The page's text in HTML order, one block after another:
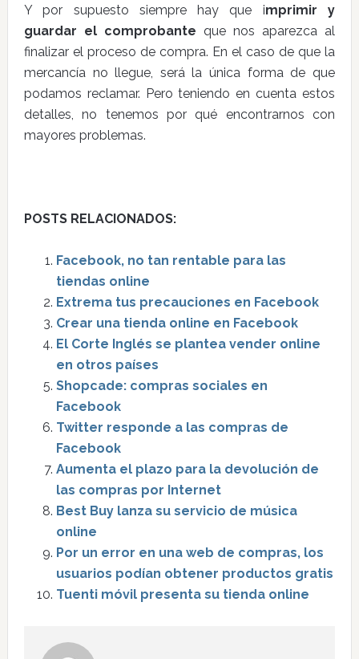
Y por supuesto siempre hay que imprimir y
guardar el comprobante que nos aparezca al
finalizar el proceso de compra. En el caso de que la
mercancía no llegue, será la única forma de que
podamos reclamar. Pero teniendo en cuenta estos
detalles, no tenemos por qué encontrarnos con
mayores problemas.
POSTS RELACIONADOS:
Facebook, no tan rentable para las
tiendas online
Extrema tus precauciones en Facebook
Crear una tienda online en Facebook
El Corte Inglés se plantea vender online
en otros países
Shopcade: compras sociales en
Facebook
Twitter responde a las compras de
Facebook
Aumenta el plazo para la devolución de
las compras por Internet
Best Buy lanza su servicio de música
online
Por un error en una web de compras, los
usuarios podían obtener productos gratis
Tuenti móvil presenta su tienda online